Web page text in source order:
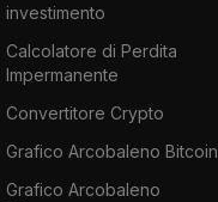
investimento
Calcolatore di Perdita
Impermanente
Convertitore Crypto
Grafico Arcobaleno Bitcoin
Grafico Arcobaleno